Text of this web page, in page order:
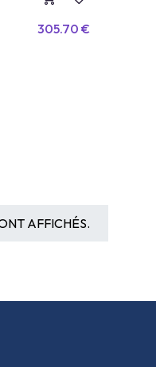
305.70 €
AFFICHÉS.